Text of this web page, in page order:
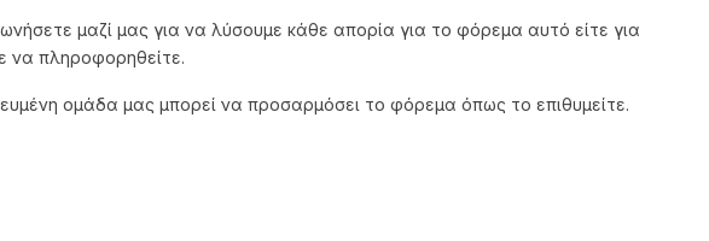
μαζί μας για να λύσουμε κάθε απορία για το φόρεμα αυτό είτε για
να πληροφορηθείτε.
ομάδα μας μπορεί να προσαρμόσει το φόρεμα όπως το επιθυμείτε.